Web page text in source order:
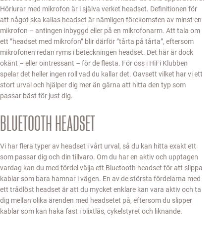
Hörlurar med mikrofon är i själva verket headset. Definitionen för
att något ska kallas headset är nämligen förekomsten av minst en
mikrofon – antingen inbyggd eller på en mikrofonarm. Att tala om
ett ”headset med mikrofon” blir därför ”tårta på tårta”, eftersom
mikrofonen redan ryms i beteckningen headset. Det här är dock
okänt – eller ointressant – för de flesta. För oss i HiFi Klubben
spelar det heller ingen roll vad du kallar det. Oavsett vilket har vi ett
stort urval och hjälper dig mer än gärna att hitta den typ som
passar bäst för just dig.
BLUETOOTH HEADSET
Vi har flera typer av headset i vårt urval, så du kan hitta exakt ett
som passar dig och din tillvaro. Om du har en aktiv och upptagen
vardag kan du med fördel välja ett Bluetooth headset för att slippa
kablar som bara hamnar i vägen. En av de största fördelarna med
ett trådlöst headset är att du mycket enklare kan vara aktiv och ta
dig mellan olika ärenden med headsetet på, eftersom du slipper
kablar som kan haka fast i blixtlås, cykelstyret och liknande.